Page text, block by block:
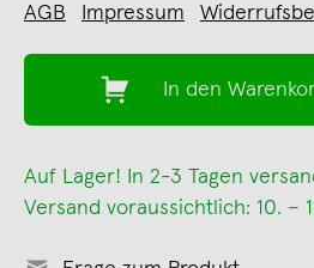
AGB
Impressum
In den
Auf Lager! In 2-3 Tagen
Versand voraussichtlich: 10. –